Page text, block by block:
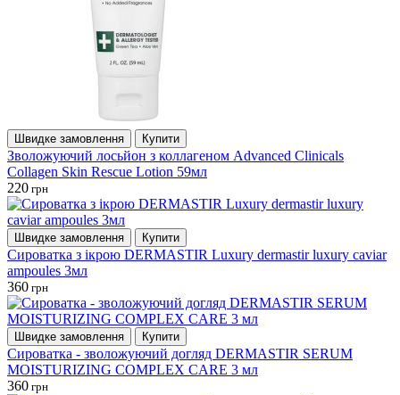
Швидке замовлення Купити
Зволожуючий лосьйон з коллагеном Advanced Clinicals
Collagen Skin Rescue Lotion 59мл
220 грн
Швидке замовлення Купити
Сироватка з ікрою DERMASTIR Luxury dermastir luxury caviar
ampoules 3мл
360 грн
Швидке замовлення Купити
Сироватка - зволожуючий догляд DERMASTIR SERUM
MOISTURIZING COMPLEX CARE 3 мл
360 грн